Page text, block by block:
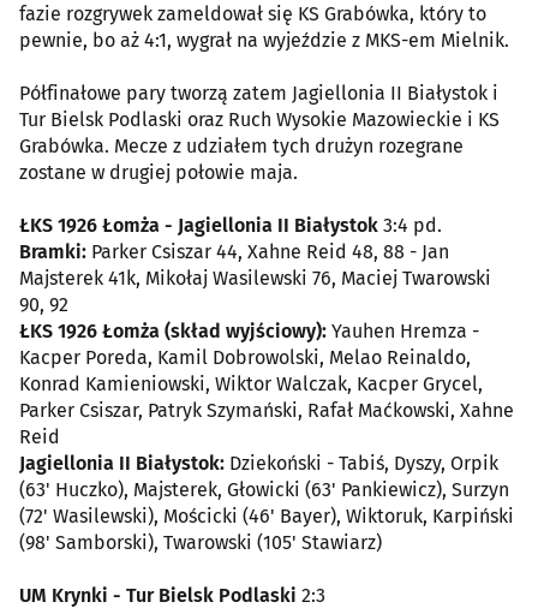
fazie rozgrywek zameldował się KS Grabówka, który to
pewnie, bo aż 4:1, wygrał na wyjeździe z MKS-em Mielnik.
Półfinałowe pary tworzą zatem Jagiellonia II Białystok i
Tur Bielsk Podlaski oraz Ruch Wysokie Mazowieckie i KS
Grabówka. Mecze z udziałem tych drużyn rozegrane
zostane w drugiej połowie maja.
ŁKS 1926 Łomża - Jagiellonia II Białystok 3:4 pd.
Bramki: Parker Csiszar 44, Xahne Reid 48, 88 - Jan
Majsterek 41k, Mikołaj Wasilewski 76, Maciej Twarowski
90, 92
ŁKS 1926 Łomża (skład wyjściowy): Yauhen Hremza -
Kacper Poreda, Kamil Dobrowolski, Melao Reinaldo,
Konrad Kamieniowski, Wiktor Walczak, Kacper Grycel,
Parker Csiszar, Patryk Szymański, Rafał Maćkowski, Xahne
Reid
Jagiellonia II Białystok: Dziekoński - Tabiś, Dyszy, Orpik
(63' Huczko), Majsterek, Głowicki (63' Pankiewicz), Surzyn
(72' Wasilewski), Mościcki (46' Bayer), Wiktoruk, Karpiński
(98' Samborski), Twarowski (105' Stawiarz)
UM Krynki - Tur Bielsk Podlaski 2:3